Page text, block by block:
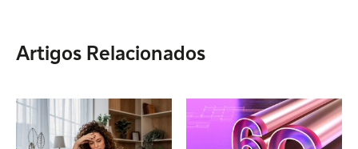
Artigos Relacionados